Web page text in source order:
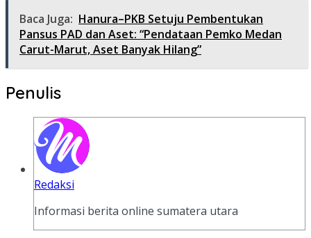
Baca Juga: Hanura–PKB Setuju Pembentukan
Pansus PAD dan Aset: “Pendataan Pemko Medan
Carut-Marut, Aset Banyak Hilang”
Penulis
Redaksi
Informasi berita online sumatera utara